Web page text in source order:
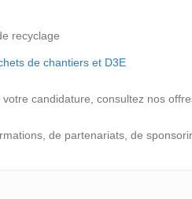
recyclage
de chantiers et D3E
candidature, consultez nos
de partenariats, de